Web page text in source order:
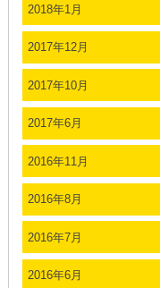
2018年1月
2017年12月
2017年10月
2017年6月
2016年11月
2016年8月
2016年7月
2016年6月